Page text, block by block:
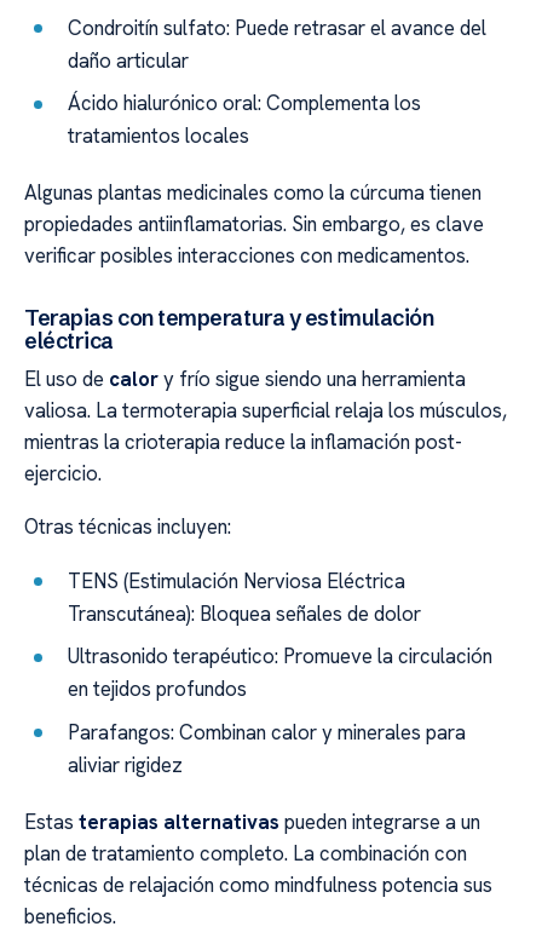
Condroitín sulfato: Puede retrasar el avance del
daño articular
Ácido hialurónico oral: Complementa los
tratamientos locales
Algunas plantas medicinales como la cúrcuma tienen
propiedades antiinflamatorias. Sin embargo, es clave
verificar posibles interacciones con medicamentos.
Terapias con temperatura y estimulación
eléctrica
El uso de calory frío sigue siendo una herramienta
valiosa. La termoterapia superficial relaja los músculos,
mientras la crioterapia reduce la inflamación post-
ejercicio.
Otras técnicas incluyen:
TENS (Estimulación Nerviosa Eléctrica
Transcutánea): Bloquea señales de dolor
Ultrasonido terapéutico: Promueve la circulación
en tejidos profundos
Parafangos: Combinan calor y minerales para
aliviar rigidez
Estas terapias alternativas pueden integrarse a un
plan de tratamiento completo. La combinación con
técnicas de relajación como mindfulness potencia sus
beneficios.